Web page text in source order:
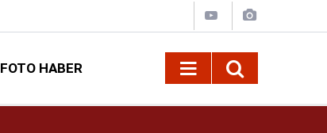
FOTO HABER